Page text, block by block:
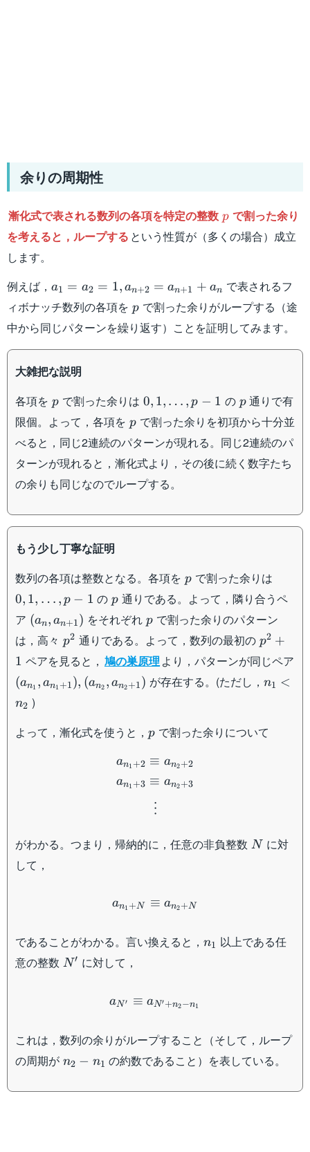
余りの周期性
漸化式で表される数列の各項を特定の整数 p
pで割った余り
を考えると，ループする という性質が（多くの場合）成立
します。
例えば， a_1=a_2=1,a_{n+2}=a_{n+1}+a_{n}
a1 = a2 = 1, an+2 = an+1 + an で表されるフ
ィボナッチ数列の各項を p
pで割った余りがループする（途
中から同じパターンを繰り返す）ことを証明してみます。
大雑把な説明
各項を p
p で割った余りは 0,1,\dots,p-
0, 1, … , p − 1 の p
p通りで有
限個。よって，各項を p
p で割った余りを初項から十分並
べると，同じ2連続のパターンが現れる。同じ2連続のパ
ターンが現れると，漸化式より，その後に続く数字たち
の余りも同じなのでループする。
もう少し丁寧な証明
数列の各項は整数となる。各項を p
p で割った余りは
0, 1, … , p − 1 のp
p 通りである。よって，隣り合うペ
ア (a_n,a_{n+1})
(an, an+1) をそれぞれ p
pで割った余りのパターン
は，高々 p^2
p2 通りである。よって，数列の最初の p^2+1
p2 +
1 ペアを見ると， 鳩の巣原理 より，パターンが同じペア
(a_{n_1},a_{n_1+1}),
(a_{n_2},a_{n_2+1})
(an1 , an1+1), (an2 , an2+1) が存在する。(ただし， n_1<
n1 <
n2 )
よって，漸化式を使うと，p
p で割った余りについて
an1+2
an1+3
≡ an2+2
≡ an2+3
⋮
がわかる。つまり，帰納的に，任意の非負整数 N
N に対
して，
an1+N ≡ an2+N
であることがわかる。言い換えると，n_1
n1 以上である任
意の整数 N'
N′ に対して，
aN′ ≡ aN′+n2−n1
これは，数列の余りがループすること（そして，ループ
の周期が n_2-
n2 − n1 の約数であること）を表している。